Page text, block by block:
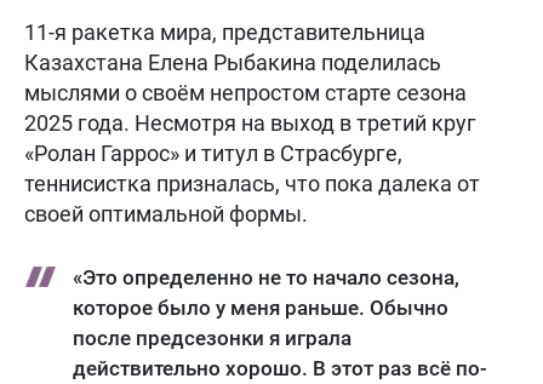
11-я ракетка мира, представительница
Казахстана Елена Рыбакина поделилась
мыслями о своём непростом старте сезона
2025 года. Несмотря на выход в третий круг
«Ролан Гаррос» и титул в Страсбурге,
теннисистка призналась, что пока далека от
своей оптимальной формы.
«Это определенно не то начало сезона,
которое было у меня раньше. Обычно
после предсезонки я играла
действительно хорошо. В этот раз всё по-